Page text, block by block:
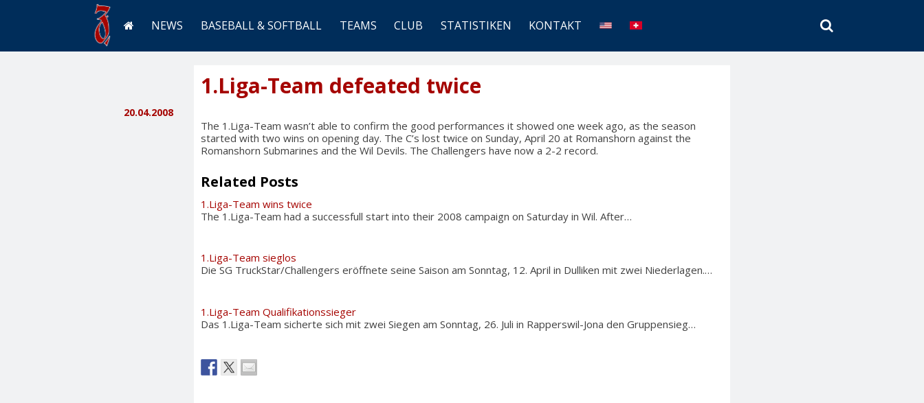
NEWS BASEBALL & SOFTBALL TEAMS CLUB STATISTIKEN KONTAKT
SEARCH
1.Liga-Team defeated twice
20.04.2008
The 1.Liga-Team wasn’t able to confirm the good performances it showed one week ago, as the season
started with two wins on opening day. The C’s lost twice on Sunday, April 20 at Romanshorn against the
Romanshorn Submarines and the Wil Devils. The Challengers have now a 2-2 record.
Related Posts
1.Liga-Team wins twice
The 1.Liga-Team had a successfull start into their 2008 campaign on Saturday in Wil. After…
1.Liga-Team sieglos
Die SG TruckStar/Challengers eröffnete seine Saison am Sonntag, 12. April in Dulliken mit zwei Niederlagen.…
1.Liga-Team Qualifikationssieger
Das 1.Liga-Team sicherte sich mit zwei Siegen am Sonntag, 26. Juli in Rapperswil-Jona den Gruppensieg…